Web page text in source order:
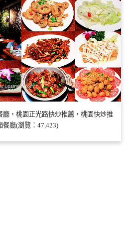
廳，桃園正光路快炒推薦，桃園快炒推
餐廳(瀏覽：47,423)